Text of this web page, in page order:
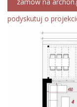
podyskutuj o